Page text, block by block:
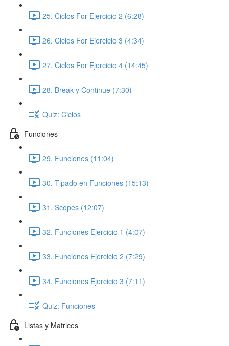
25. Ciclos For Ejercicio 2 (6:28)
26. Ciclos For Ejercicio 3 (4:34)
27. Ciclos For Ejercicio 4 (14:45)
28. Break y Continue (7:30)
Quiz: Ciclos
Funciones
29. Funciones (11:04)
30. Tipado en Funciones (15:13)
31. Scopes (12:07)
32. Funciones Ejercicio 1 (4:07)
33. Funciones Ejercicio 2 (7:29)
34. Funciones Ejercicio 3 (7:11)
Quiz: Funciones
Listas y Matrices